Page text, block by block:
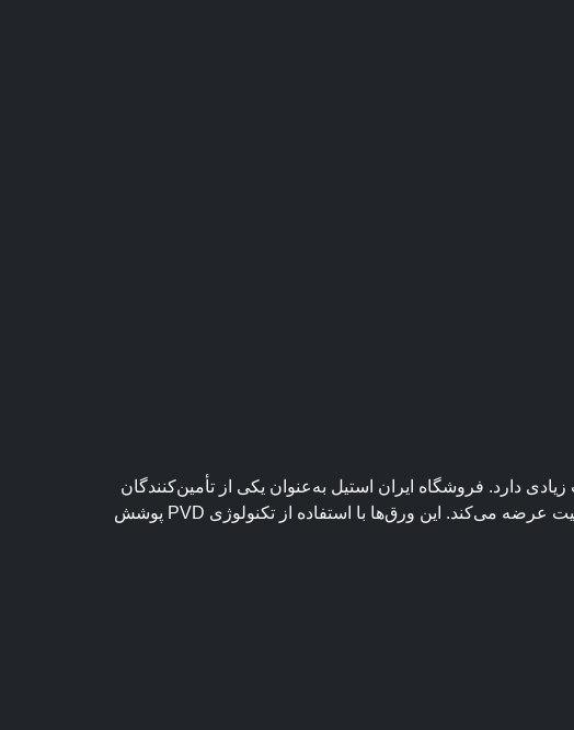
دارد. فروشگاه ایران استیل به‌عنوان یکی از تأمین‌کنندگان
معتبر ورق استیل دکوراتیو و ورق‌های تزئینی رنگی، مجموعه‌ای کامل از طرح‌ها و رنگ‌های متنوع را با بالاترین کیفیت عرضه می‌کند. این ورق‌ها با استفاده از تکنولوژی PVD پوشش